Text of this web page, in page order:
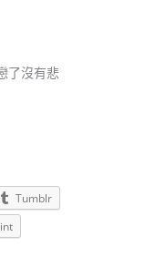
了沒有悲
Tumblr